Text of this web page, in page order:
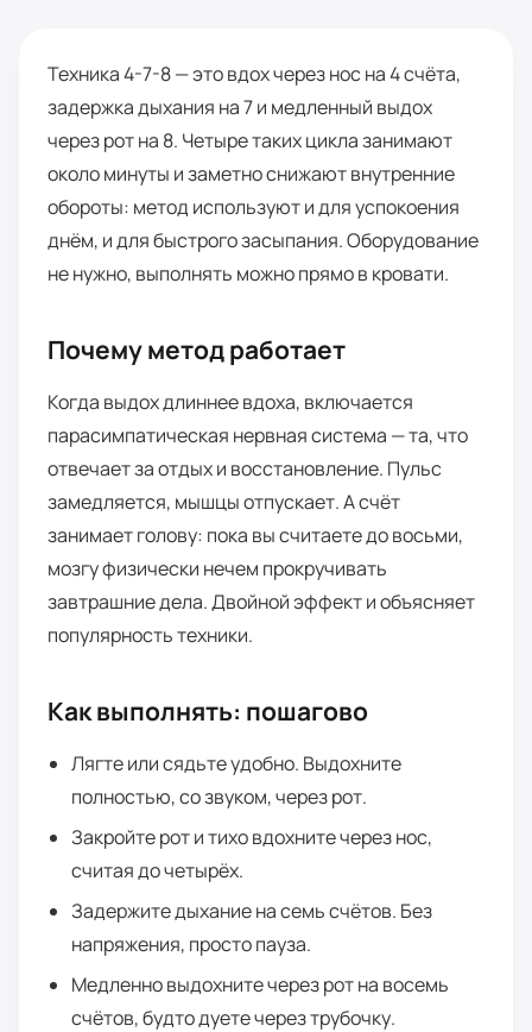
Техника 4-7-8 — это вдох через нос на 4 счёта,
задержка дыхания на 7 и медленный выдох
через рот на 8. Четыре таких цикла занимают
около минуты и заметно снижают внутренние
обороты: метод используют и для успокоения
днём, и для быстрого засыпания. Оборудование
не нужно, выполнять можно прямо в кровати.
Почему метод работает
Когда выдох длиннее вдоха, включается
парасимпатическая нервная система — та, что
отвечает за отдых и восстановление. Пульс
замедляется, мышцы отпускает. А счёт
занимает голову: пока вы считаете до восьми,
мозгу физически нечем прокручивать
завтрашние дела. Двойной эффект и объясняет
популярность техники.
Как выполнять: пошагово
Лягте или сядьте удобно. Выдохните
полностью, со звуком, через рот.
Закройте рот и тихо вдохните через нос,
считая до четырёх.
Задержите дыхание на семь счётов. Без
напряжения, просто пауза.
Медленно выдохните через рот на восемь
счётов, будто дуете через трубочку.